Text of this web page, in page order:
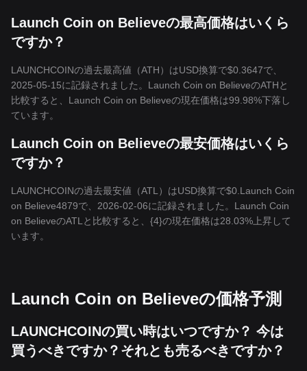
Launch Coin on Believeの最高価格はいくら
ですか？
LAUNCHCOINの過去最高値（ATH）はUSD換算で$0.3647で、
2025-05-15に記録されました。Launch Coin on BelieveのATHと
比較すると、Launch Coin on Believeの現在価格は99.98%下落し
ています。
Launch Coin on Believeの最安価格はいくら
ですか？
LAUNCHCOINの過去最安値（ATL）はUSD換算で$0.Launch Coin
on Believe4879で、2026-02-06に記録されました。Launch Coin
on BelieveのATLと比較すると、{4}の現在価格は28.03%上昇して
います。
Launch Coin on Believeの価格予測
LAUNCHCOINの買い時はいつですか？ 今は
買うべきですか？それとも売るべきですか？